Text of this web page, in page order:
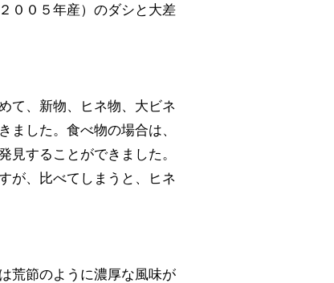
００５年産）のダシと大差
て、新物、ヒネ物、大ビネ
ました。食べ物の場合は、
見することができました。
が、比べてしまうと、ヒネ
荒節のように濃厚な風味が